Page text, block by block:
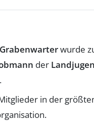
wurde
der
in der